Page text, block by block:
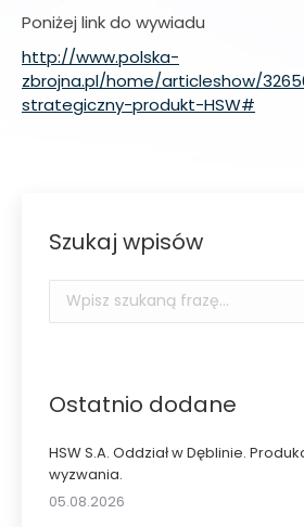
Poniżej link do wywiadu
http://www.polska-
zbrojna.pl/home/articleshow/
strategiczny-produkt-HSW#
Szukaj wpisów
Szukaj:
Ostatnio dodane
HSW S.A. Oddział w Dęblinie.
wyzwania.
05.08.2026